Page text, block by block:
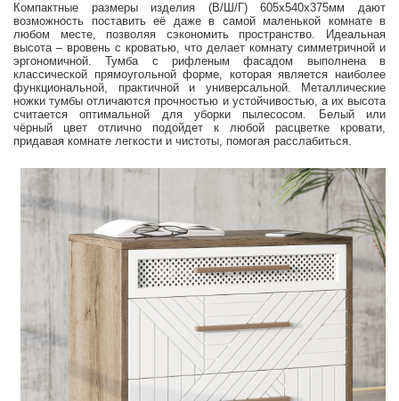
Компактные размеры изделия (В/Ш/Г) 605х540х375мм дают
возможность поставить её даже в самой маленькой комнате в
любом месте, позволяя сэкономить пространство. Идеальная
высота – вровень с кроватью, что делает комнату симметричной и
эргономичной. Тумба с рифленым фасадом выполнена в
классической прямоугольной форме, которая является наиболее
функциональной, практичной и универсальной. Металлические
ножки тумбы отличаются прочностью и устойчивостью, а их высота
считается оптимальной для уборки пылесосом. Белый или
чёрный цвет отлично подойдет к любой расцветке кровати,
придавая комнате легкости и чистоты, помогая расслабиться.